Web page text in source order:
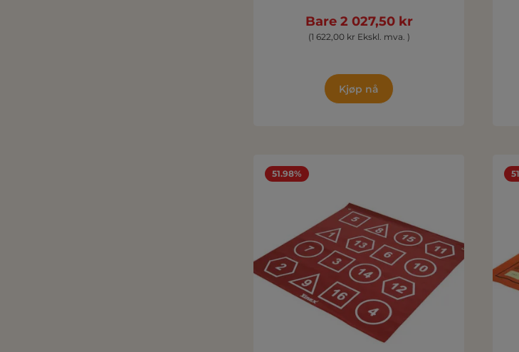
Bare 2 027,50 kr
(1 622,00 kr Ekskl. mva. )
Kjøp nå
51.98%